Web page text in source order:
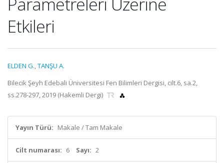
Etkileri
ELDEN G.,TANŞU A.
Bilecik Şeyh Edebali Üniversitesi Fen Bilimleri Dergisi, cilt.6, sa.2,
ss.278-297, 2019 (Hakemli Dergi)
Yayın Türü: Makale / Tam Makale
Cilt numarası: 6 Sayı: 2